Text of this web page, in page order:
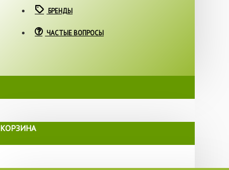
БРЕНДЫ
ЧАСТЫЕ ВОПРОСЫ
КОРЗИНА